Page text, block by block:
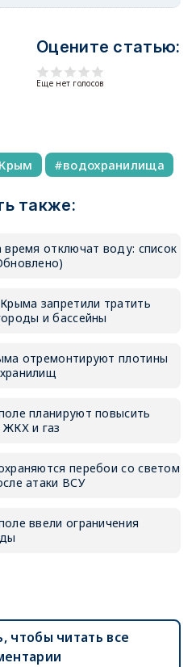
Оцените статью:
Еще нет голосов
Крым водохранилища
также:
время отключат воду: список
запретили тратить
и бассейны
отремонтируют плотины
планируют повысить
и газ
перебои со светом
атаки ВСУ
ввели ограничения
чтобы читать все